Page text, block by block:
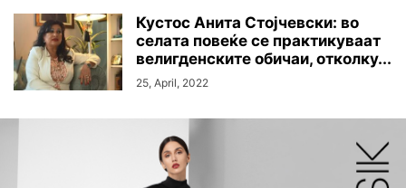
Кустос Анита Стојчевски: во
селата повеќе се практикуваат
велигденските обичаи, отколку...
25, April, 2022